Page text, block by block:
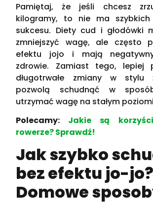
Pamiętaj, że jeśli chcesz
kilogramy, to nie ma
sukcesu. Diety cud i głodówki
zmniejszyć wagę, ale często
efektu jojo i mają
zdrowie. Zamiast tego, lepiej
długotrwałe zmiany w stylu
pozwolą schudnąć w
utrzymać wagę na stałym
Polecamy: Jakie są
rowerze? Sprawdź!
Jak szybko
bez efektu jo-jo?
Domowe